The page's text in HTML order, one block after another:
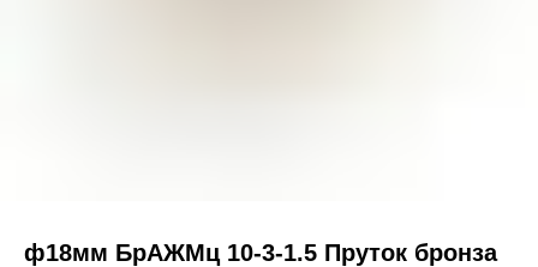
ф18мм БрАЖМц 10-3-1.5 Пруток бронза